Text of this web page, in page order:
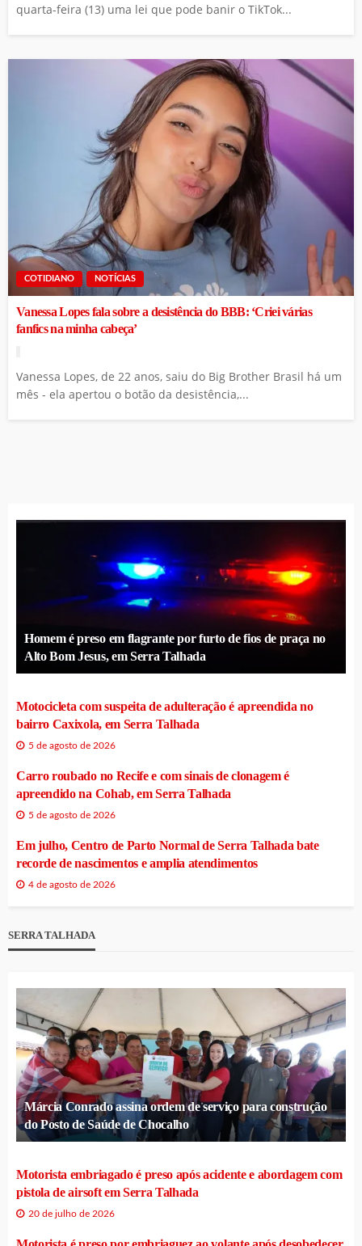
quarta-feira (13) uma lei que pode banir o TikTok...
COTIDIANO NOTÍCIAS
Vanessa Lopes fala sobre a desistência do BBB: ‘Criei várias
fanfics na minha cabeça’
Vanessa Lopes, de 22 anos, saiu do Big Brother Brasil há um
mês - ela apertou o botão da desistência,...
Homem é preso em flagrante por furto de fios de praça no
Alto Bom Jesus, em Serra Talhada
Motocicleta com suspeita de adulteração é apreendida no
bairro Caxixola, em Serra Talhada
5 de agosto de 2026
Carro roubado no Recife e com sinais de clonagem é
apreendido na Cohab, em Serra Talhada
5 de agosto de 2026
Em julho, Centro de Parto Normal de Serra Talhada bate
recorde de nascimentos e amplia atendimentos
4 de agosto de 2026
SERRA TALHADA
Márcia Conrado assina ordem de serviço para construção
do Posto de Saúde de Chocalho
Motorista embriagado é preso após acidente e abordagem com
pistola de airsoft em Serra Talhada
20 de julho de 2026